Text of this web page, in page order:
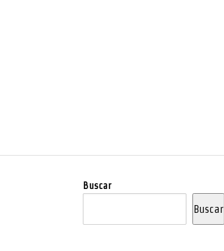
Buscar
Buscar